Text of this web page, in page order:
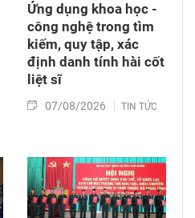
Ứng dụng khoa học -
công nghệ trong tìm
kiếm, quy tập, xác
định danh tính hài cốt
liệt sĩ
07/08/2026 TIN TỨC